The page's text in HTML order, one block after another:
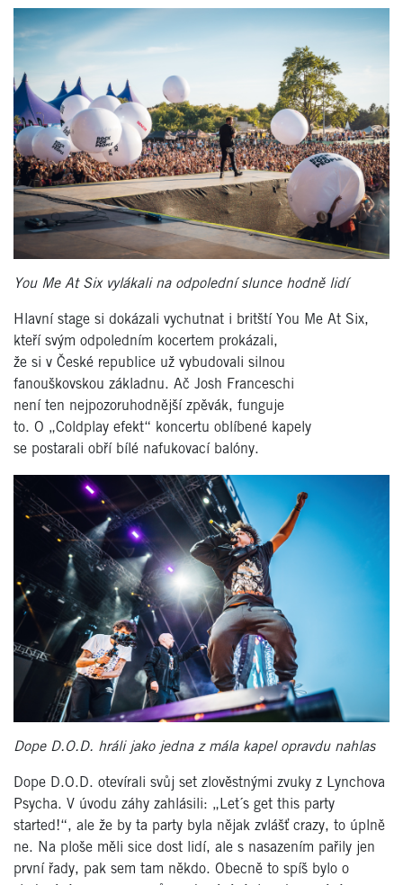
You Me At Six vylákali na odpolední slunce hodně lidí
Hlavní stage si dokázali vychutnat i britští You Me At Six,
kteří svým odpoledním kocertem prokázali,
že si v České republice už vybudovali silnou
fanouškovskou základnu. Ač Josh Franceschi
není ten nejpozoruhodnější zpěvák, funguje
to. O „Coldplay efekt“ koncertu oblíbené kapely
se postarali obří bílé nafukovací balóny.
Dope D.O.D. hráli jako jedna z mála kapel opravdu nahlas
Dope D.O.D. otevírali svůj set zlověstnými zvuky z Lynchova
Psycha. V úvodu záhy zahlásili: „Let´s get this party
started!“, ale že by ta party byla nějak zvlášť crazy, to úplně
ne. Na ploše měli sice dost lidí, ale s nasazením pařily jen
první řady, pak sem tam někdo. Obecně to spíš bylo o